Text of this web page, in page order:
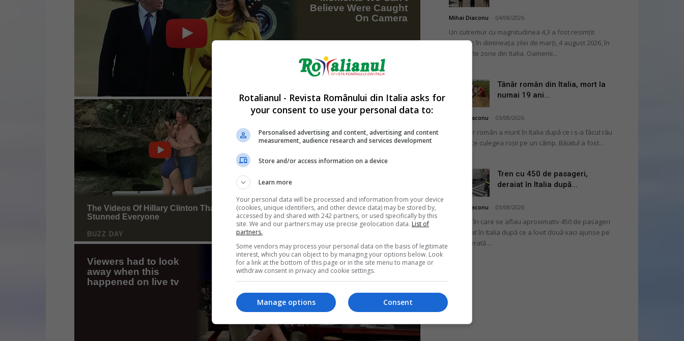
Mihai Diaconu 04/08/2026
Un cutremur cu magnitudinea 4,3 a fost resimțit
puternic în dimineața zilei de marți, 4 august 2026, în
mai multe zone din Italia. Oamenii...
Tânăr român din Italia, mort la
numai 19 ani...
Mihai Diaconu 03/08/2026
Un tânăr român a murit în Italia după ce i s-a făcut rău
în timp ce culegea roșii pe un câmp. Băiatul a fost...
Tren cu 450 de pasageri,
deraiat în Italia după...
Mihai Diaconu 03/08/2026
Un tren în care se aflau aproximativ 450 de pasageri
a deraiat în Italia după ce a lovit două vaci ajunse pe
calea ferată....
Rotalianul - Revista Românului din Italia asks for
your consent to use your personal data to:
Personalised advertising and content, advertising and content
measurement, audience research and services development
Store and/or access information on a device
Learn more
Your personal data will be processed and information from your device
(cookies, unique identifiers, and other device data) may be stored by,
accessed by and shared with 242 partners, or used specifically by this
site. We and our partners may use precise geolocation data. List of
partners.
Some vendors may process your personal data on the basis of legitimate
interest, which you can object to by managing your options below. Look
for a link at the bottom of this page or in the site menu to manage or
withdraw consent in privacy and cookie settings.
Consent
Manage options